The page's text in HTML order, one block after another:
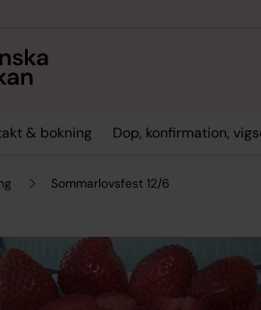
& bokning Dop, konfirmation,
Sommarlovsfest 12/6